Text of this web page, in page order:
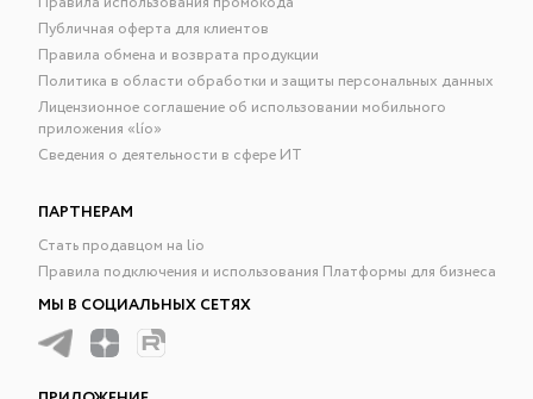
Публичная оферта для клиентов
Правила обмена и возврата продукции
Политика в области обработки и защиты персональных данных
Лицензионное соглашение об использовании мобильного
приложения «lío»
Сведения о деятельности в сфере ИТ
ПАРТНЕРАМ
Стать продавцом на lio
Правила подключения и использования Платформы для бизнеса
МЫ В СОЦИАЛЬНЫХ СЕТЯХ